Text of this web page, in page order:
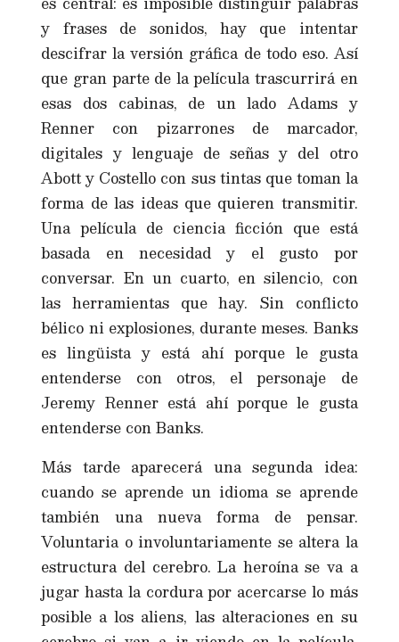
y frases de sonidos, hay que intentar
descifrar la versión gráfica de todo eso. Así
que gran parte de la película trascurrirá en
esas dos cabinas, de un lado Adams y
Renner con pizarrones de marcador,
digitales y lenguaje de señas y del otro
Abott y Costello con sus tintas que toman la
forma de las ideas que quieren transmitir.
Una película de ciencia ficción que está
basada en necesidad y el gusto por
conversar. En un cuarto, en silencio, con
las herramientas que hay. Sin conflicto
bélico ni explosiones, durante meses. Banks
es lingüista y está ahí porque le gusta
entenderse con otros, el personaje de
Jeremy Renner está ahí porque le gusta
entenderse con Banks.
Más tarde aparecerá una segunda idea:
cuando se aprende un idioma se aprende
también una nueva forma de pensar.
Voluntaria o involuntariamente se altera la
estructura del cerebro. La heroína se va a
jugar hasta la cordura por acercarse lo más
posible a los aliens, las alteraciones en su